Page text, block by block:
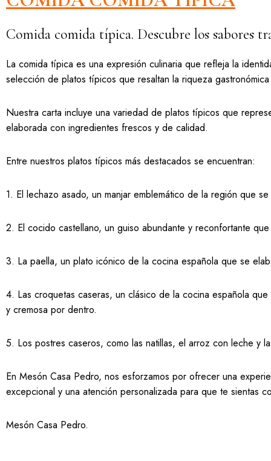
Comida comida típica. Descubre los sabores
La comida típica es una expresión culinaria que refleja la
selección de platos típicos que resaltan la riqueza
Nuestra carta incluye una variedad de platos típicos que
elaborada con ingredientes frescos y de calidad.
Entre nuestros platos típicos más destacados se encuentran:
1. El lechazo asado, un manjar emblemático de la región que
2. El cocido castellano, un guiso abundante y reconfortante
3. La paella, un plato icónico de la cocina española que se
4. Las croquetas caseras, un clásico de la cocina española
y cremosa por dentro.
5. Los postres caseros, como las natillas, el arroz con leche y
En Mesón Casa Pedro, nos esforzamos por ofrecer una
excepcional y una atención personalizada para que te sientas
Mesón Casa Pedro.